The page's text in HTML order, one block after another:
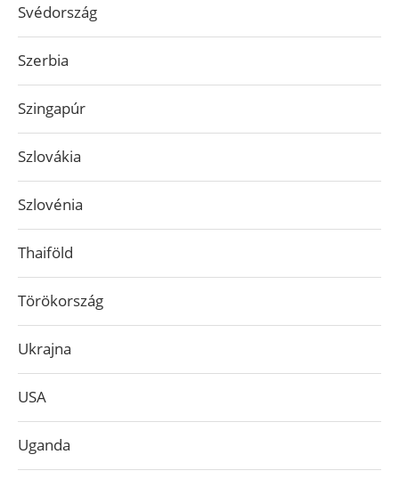
Svédország
Szerbia
Szingapúr
Szlovákia
Szlovénia
Thaiföld
Törökország
Ukrajna
USA
Uganda